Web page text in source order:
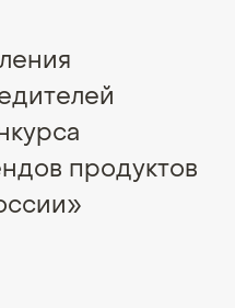
продуктов